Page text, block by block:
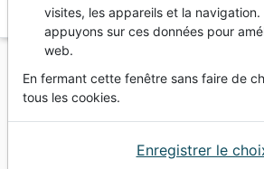
Vous ne pouvez pas créer de
depuis votre pays (United States).
Evangelisation
visites, les appareils et la navigation.
appuyons sur ces données pour
web.
En fermant cette fenêtre sans faire de
tous les cookies.
Enregistrer le